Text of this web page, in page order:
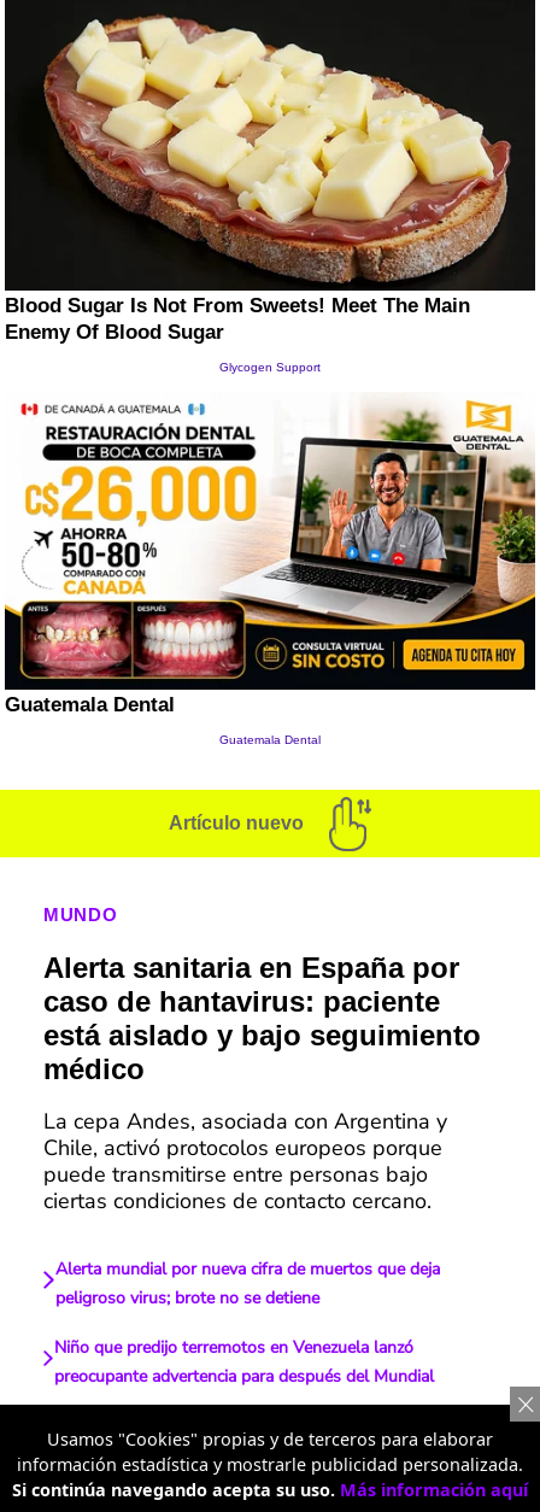
Artículo nuevo
MUNDO
Alerta sanitaria en España por
caso de hantavirus: paciente
está aislado y bajo seguimiento
médico
La cepa Andes, asociada con Argentina y
Chile, activó protocolos europeos porque
puede transmitirse entre personas bajo
ciertas condiciones de contacto cercano.
Alerta mundial por nueva cifra de muertos que deja
peligroso virus; brote no se detiene
Niño que predijo terremotos en Venezuela lanzó
preocupante advertencia para después del Mundial
pasajeros y encendió alarma
Nueva alerta mundial por peligroso virus en un crucero;
Usamos "Cookies" propias y de terceros para elaborar
información estadística y mostrarle publicidad personalizada.
Si continúa navegando acepta su uso. Más información aquí